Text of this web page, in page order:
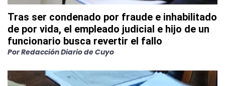
Tras ser condenado por fraude e inhabilitado
de por vida, el empleado judicial e hijo de un
funcionario busca revertir el fallo
PorRedacción Diario de Cuyo